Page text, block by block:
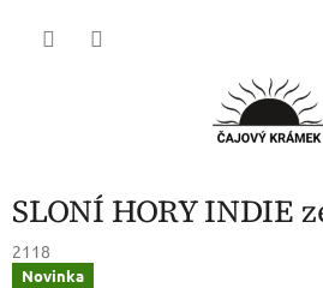
SLONÍ HORY INDIE
2118
Novinka